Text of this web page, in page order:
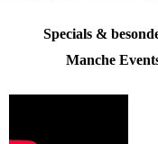
Specials &
Manche